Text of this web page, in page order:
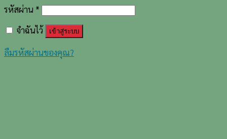
รหัสผ่าน *
จำฉันไว้
เข้าสู่ระบบ
ลืมรหัสผ่านของคุณ?